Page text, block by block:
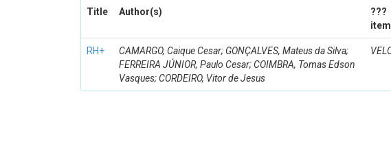
Title Author(s)
???
RH+
CAMARGO, Caique Cesar; GONÇALVES, Mateus da Silva;
FERREIRA JÚNIOR, Paulo Cesar; COIMBRA, Tomas Edson
Vasques; CORDEIRO, Vitor de Jesus